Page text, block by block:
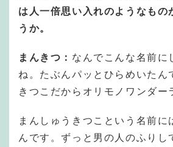
は人一倍思い入れのようなもの
うか。
まんきつ： なんでこんな名前に
ね。たぶんパッとひらめいたん
きつこだからオリモノワンダー
まんしゅうきつこという名前に
んです。ずっと男の人のふりし